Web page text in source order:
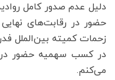
دلیل عدم صدور کامل
حضور در رقابت‌های نهایی
زحمات کمیته بین‌الملل
در کسب سهمیه حضور در
می‌کنم.